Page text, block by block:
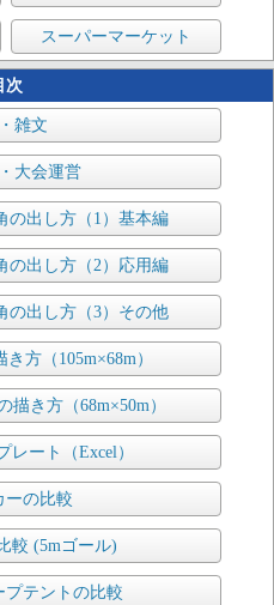
スーパーマーケット
次
雑文
大会運営
の出し方（1）基本編
の出し方（2）応用編
の出し方（3）その他
方（105m×68m）
描き方（68m×50m）
レート（Excel）
ーの比較
較 (5mゴール)
プテントの比較